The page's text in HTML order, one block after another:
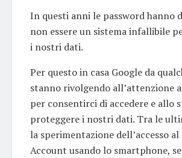
In questi anni le password hanno
non essere un sistema infallibile
i nostri dati.
Per questo in casa Google da
stanno rivolgendo all’attenzione
per consentirci di accedere e allo
proteggere i nostri dati. Tra le
la sperimentazione dell’accesso al
Account usando lo smartphone,